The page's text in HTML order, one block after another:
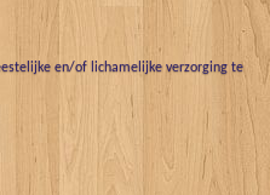
en/of lichamelijke verzorging te